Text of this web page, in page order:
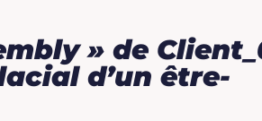
» de
d’un être-